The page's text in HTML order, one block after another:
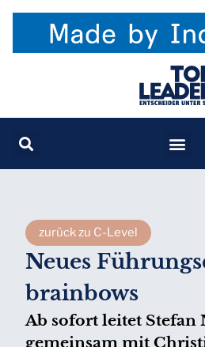
zurück zu C-Level
Neues
brainbows
Ab sofort leitet Stefan
gemeinsam mit